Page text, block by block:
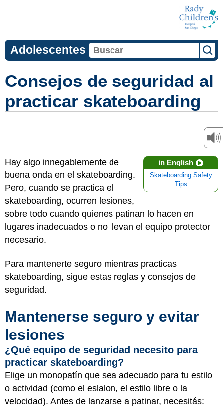
Adolescentes
Consejos de seguridad al
practicar skateboarding
in English
Skateboarding Safety
Tips
Hay algo innegablemente de
buena onda en el skateboarding.
Pero, cuando se practica el
skateboarding, ocurren lesiones,
sobre todo cuando quienes patinan lo hacen en
lugares inadecuados o no llevan el equipo protector
necesario.
Para mantenerte seguro mientras practicas
skateboarding, sigue estas reglas y consejos de
seguridad.
Mantenerse seguro y evitar
lesiones
¿Qué equipo de seguridad necesito para
practicar skateboarding?
Elige un monopatín que sea adecuado para tu estilo
o actividad (como el eslalon, el estilo libre o la
velocidad). Antes de lanzarse a patinar, necesitás: